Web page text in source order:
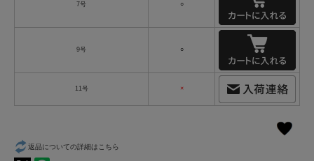
7号 ○
9号 ○
11号 ×
返品についての詳細はこちら